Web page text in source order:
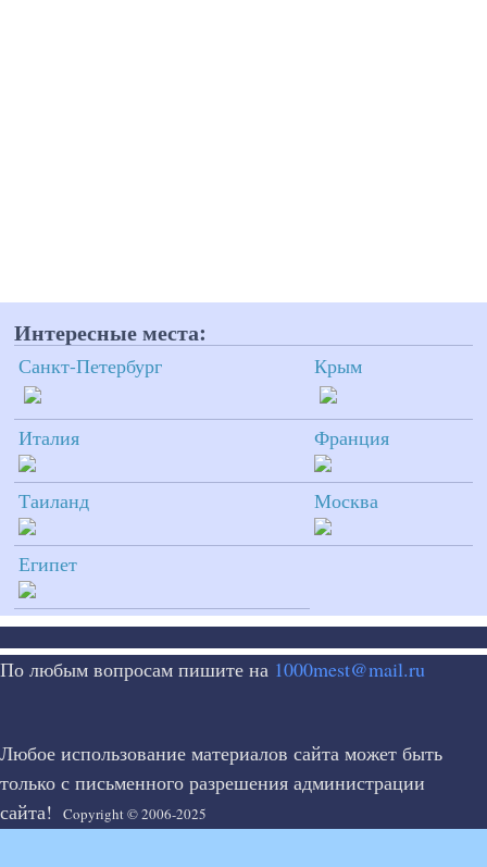
Интересные места:
Санкт-Петербург Крым
Италия Франция
Таиланд Москва
Египет
По любым вопросам пишите на 1000mest@mail.ru
Любое использование материалов сайта может быть
только с письменного разрешения администрации
сайта!
Copyright © 2006-2025